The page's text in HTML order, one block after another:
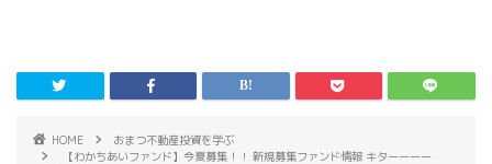
HOME
おまつ不動産投資を学ぶ
【わかちあいファンド】今夏募集！！ 新規募集ファンド情報 キターーーー